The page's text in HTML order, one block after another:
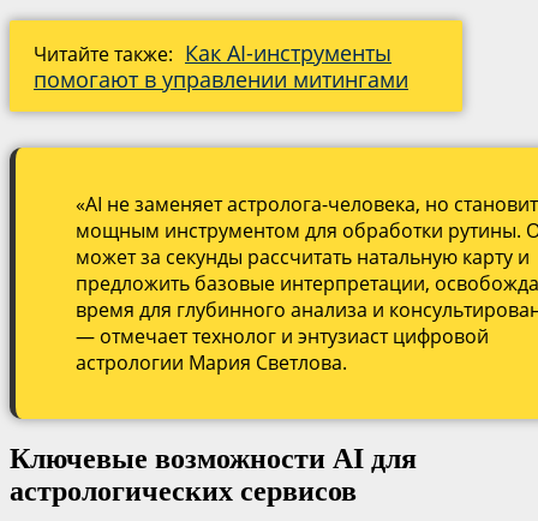
Читайте также: Как AI-инструменты
помогают в управлении митингами
«AI не заменяет астролога-человека, но
мощным инструментом для обработки рутины.
может за секунды рассчитать натальную карту и
предложить базовые интерпретации,
время для глубинного анализа и
— отмечает технолог и энтузиаст цифровой
астрологии Мария Светлова.
Ключевые возможности AI для
астрологических сервисов